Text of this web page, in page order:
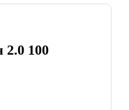
2.0 100